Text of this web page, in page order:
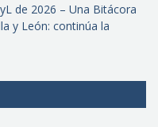
de 2026 – Una Bitácora
y León: continúa la